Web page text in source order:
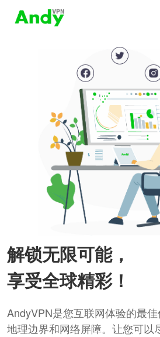
解锁无限可能，
享受全球精彩！
AndyVPN是您互联网体验的最
地理边界和网络屏障。让您可以